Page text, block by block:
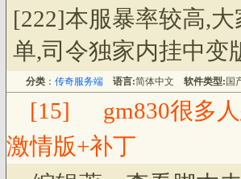
[222]本服暴率较高,
单,司令独家内挂中变
分类： 传奇服务端 语言:简体中文 软件类型: 国
[15]
gm830很多
激情版+补丁